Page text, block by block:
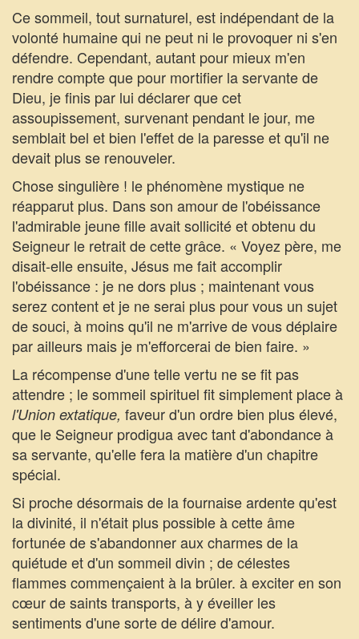
Ce sommeil, tout surnaturel, est indépendant de la
volonté humaine qui ne peut ni le provoquer ni s'en
défendre. Cependant, autant pour mieux m'en
rendre compte que pour mortifier la servante de
Dieu, je finis par lui déclarer que cet
assoupissement, survenant pendant le jour, me
semblait bel et bien l'effet de la paresse et qu'il ne
devait plus se renouveler.
Chose singulière ! le phénomène mystique ne
réapparut plus. Dans son amour de l'obéissance
l'admirable jeune fille avait sollicité et obtenu du
Seigneur le retrait de cette grâce. « Voyez père, me
disait-elle ensuite, Jésus me fait accomplir
l'obéissance : je ne dors plus ; maintenant vous
serez content et je ne serai plus pour vous un sujet
de souci, à moins qu'il ne m'arrive de vous déplaire
par ailleurs mais je m'efforcerai de bien faire. »
La récompense d'une telle vertu ne se fit pas
attendre ; le sommeil spirituel fit simplement place à
l'Union extatique, faveur d'un ordre bien plus élevé,
que le Seigneur prodigua avec tant d'abondance à
sa servante, qu'elle fera la matière d'un chapitre
spécial.
Si proche désormais de la fournaise ardente qu'est
la divinité, il n'était plus possible à cette âme
fortunée de s'abandonner aux charmes de la
quiétude et d'un sommeil divin ; de célestes
flammes commençaient à la brûler. à exciter en son
cœur de saints transports, à y éveiller les
sentiments d'une sorte de délire d'amour.